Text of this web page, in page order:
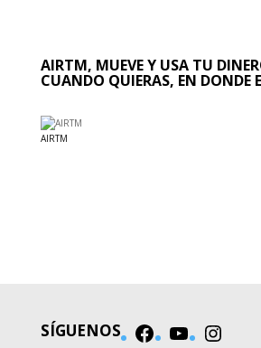
AIRTM, MUEVE Y USA TU
CUANDO QUIERAS, EN DONDE
AIRTM
SÍGUENOS Facebook
YouTube